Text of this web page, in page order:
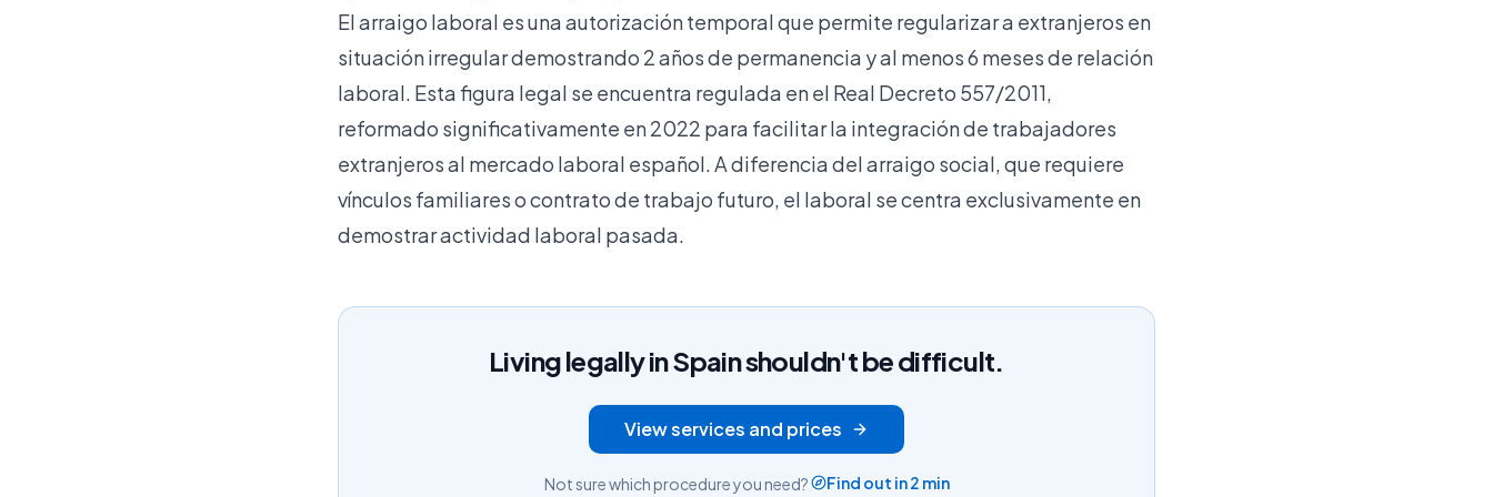
Elarraigo laboral es una autorización temporalque permite regularizar a extranjeros en
situación irregular demostrando 2 años de permanencia y al menos 6 meses de relación
laboral. Esta figura legal se encuentra regulada en el Real Decreto 557/2011,
reformado significativamente en 2022 para facilitar la integración de trabajadores
extranjeros al mercado laboral español. A diferencia delarraigo social, que requiere
vínculos familiares o contrato de trabajo futuro, el laboral se centra exclusivamente en
demostrar actividad laboral pasada.
Living legally in Spain shouldn't be difficult.
View services and prices
Not sure which procedure you need? Find out in 2 min